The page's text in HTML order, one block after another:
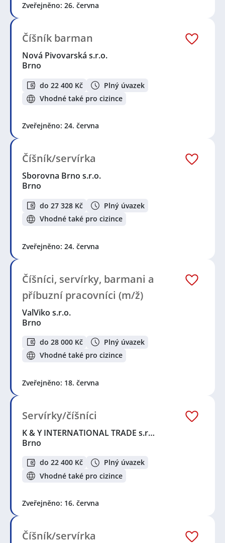
Zveřejněno: 26. června
Číšník barman
Nová Pivovarská s.r.o.
Brno
do 22 400 Kč
Plný úvazek
Vhodné také pro cizince
Zveřejněno: 24. června
Číšník/servírka
Sborovna Brno s.r.o.
Brno
do 27 328 Kč
Plný úvazek
Vhodné také pro cizince
Zveřejněno: 24. června
Číšníci, servírky, barmani a
příbuzní pracovníci (m/ž)
ValViko s.r.o.
Brno
do 28 000 Kč
Plný úvazek
Vhodné také pro cizince
Zveřejněno: 18. června
Servírky/číšníci
K & Y INTERNATIONAL TRADE s.r…
Brno
do 22 400 Kč
Plný úvazek
Vhodné také pro cizince
Zveřejněno: 16. června
Číšník/servírka